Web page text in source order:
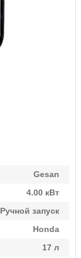
Gesan
4.00 кВт
Ручной запуск
Honda
17 л